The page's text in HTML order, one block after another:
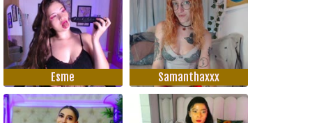
Esme Samanthaxxx